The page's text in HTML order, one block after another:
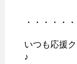
・・・・・・
いつも応援
♪